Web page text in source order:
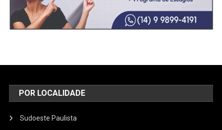
POR LOCALIDADE
Sudoeste Paulista